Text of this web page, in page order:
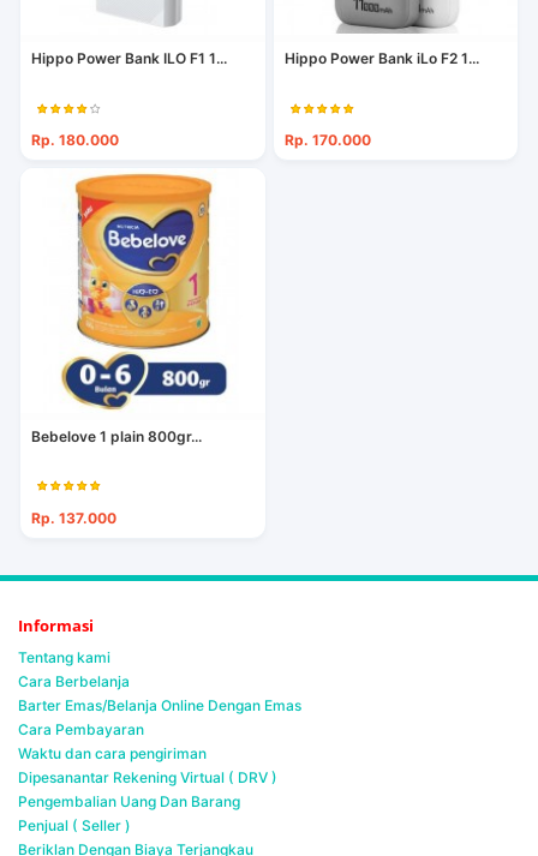
Hippo Power Bank ILO F1 1...
Rp. 180.000
Hippo Power Bank iLo F2 1...
Rp. 170.000
Bebelove 1 plain 800gr...
Rp. 137.000
Informasi
Tentang kami
Cara Berbelanja
Barter Emas/Belanja Online Dengan Emas
Cara Pembayaran
Waktu dan cara pengiriman
Dipesanantar Rekening Virtual ( DRV )
Pengembalian Uang Dan Barang
Penjual ( Seller )
Beriklan Dengan Biaya Terjangkau